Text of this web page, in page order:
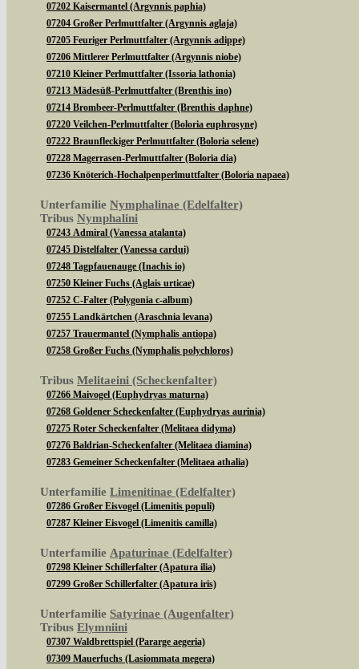
07202 Kaisermantel (Argynnis paphia)
07204 Großer Perlmuttfalter (Argynnis aglaja)
07205 Feuriger Perlmuttfalter (Argynnis adippe)
07206 Mittlerer Perlmuttfalter (Argynnis niobe)
07210 Kleiner Perlmuttfalter (Issoria lathonia)
07213 Mädesüß-Perlmuttfalter (Brenthis ino)
07214 Brombeer-Perlmuttfalter (Brenthis daphne)
07220 Veilchen-Perlmuttfalter (Boloria euphrosyne)
07222 Braunfleckiger Perlmuttfalter (Boloria selene)
07228 Magerrasen-Perlmuttfalter (Boloria dia)
07236 Knöterich-Hochalpenperlmuttfalter (Boloria napaea)
Unterfamilie Nymphalinae (Edelfalter)
Tribus Nymphalini
07243 Admiral (Vanessa atalanta)
07245 Distelfalter (Vanessa cardui)
07248 Tagpfauenauge (Inachis io)
07250 Kleiner Fuchs (Aglais urticae)
07252 C-Falter (Polygonia c-album)
07255 Landkärtchen (Araschnia levana)
07257 Trauermantel (Nymphalis antiopa)
07258 Großer Fuchs (Nymphalis polychloros)
Tribus Melitaeini (Scheckenfalter)
07266 Maivogel (Euphydryas maturna)
07268 Goldener Scheckenfalter (Euphydryas aurinia)
07275 Roter Scheckenfalter (Melitaea didyma)
07276 Baldrian-Scheckenfalter (Melitaea diamina)
07283 Gemeiner Scheckenfalter (Melitaea athalia)
Unterfamilie Limenitinae (Edelfalter)
07286 Großer Eisvogel (Limenitis populi)
07287 Kleiner Eisvogel (Limenitis camilla)
Unterfamilie Apaturinae (Edelfalter)
07298 Kleiner Schillerfalter (Apatura ilia)
07299 Großer Schillerfalter (Apatura iris)
Unterfamilie Satyrinae (Augenfalter)
Tribus Elymniini
07307 Waldbrettspiel (Pararge aegeria)
07309 Mauerfuchs (Lasiommata megera)